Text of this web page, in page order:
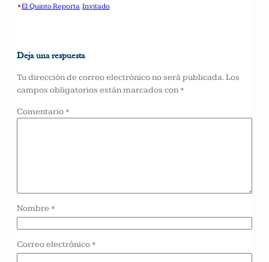
•El Quinto Reporta, Invitado
Deja una respuesta
Tu dirección de correo electrónico no será publicada.Los
campos obligatorios están marcados con *
Comentario *
Nombre *
Correo electrónico *